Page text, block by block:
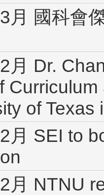
月 國科會
月 Dr.
of Texas
月 SEI to
月 NTNU